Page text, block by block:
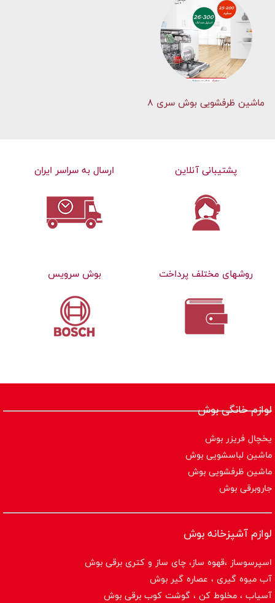
ماشین ظرفشویی بوش سری 8
پشتیبانی آنلاین ارسال به سراسر ایران
روشهای مختلف پرداخت بوش سرویس
لوازم خانگی بوش
یخچال فریزر بوش
ماشین لباسشویی بوش
ماشین ظرفشویی بوش
جاروبرقی بوش
لوازم آشپزخانه بوش
اسپرسوساز ،قهوه ساز، چای ساز و کتری برقی بوش
آب میوه گیری ، عصاره گیر بوش
آسیاب ، مخلوط کن ، گوشت کوب برقی بوش